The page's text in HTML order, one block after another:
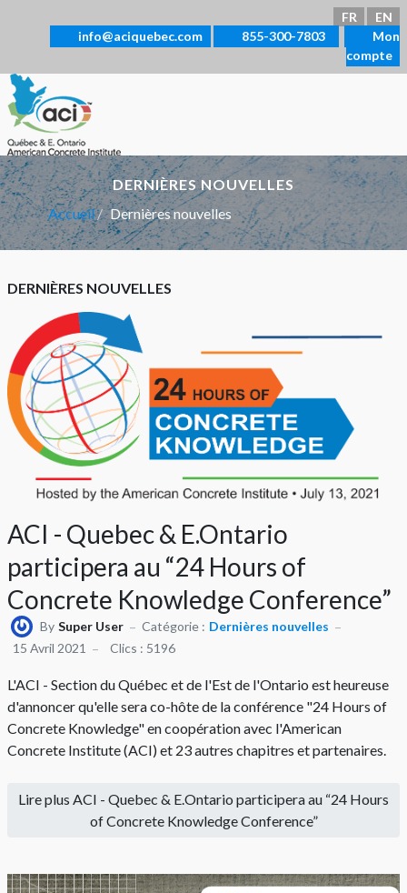
FR
EN
info@aciquebec.com
855-300-7803
Mon
compte
DERNIÈRES NOUVELLES
Accueil
Dernières nouvelles
DERNIÈRES NOUVELLES
ACI - Quebec & E.Ontario
participera au “24 Hours of
Concrete Knowledge Conference”
By Super User Catégorie : Dernières nouvelles
15 Avril 2021
Clics : 5196
L'ACI - Section du Québec et de l'Est de l'Ontario est heureuse
d'annoncer qu'elle sera co-hôte de la conférence "24 Hours of
Concrete Knowledge" en coopération avec l'American
Concrete Institute (ACI) et 23 autres chapitres et partenaires.
Lire plus ACI - Quebec & E.Ontario participera au “24 Hours
of Concrete Knowledge Conference”